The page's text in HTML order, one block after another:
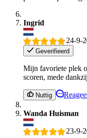
Ingrid
24-9-
Geverifieerd
Mijn favoriete plek
scoren, mede
Nuttig
Wanda Huisman
23-9-